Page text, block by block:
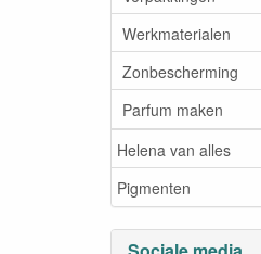
Werkmaterialen
Zonbescherming
Parfum maken
Helena van alles
Pigmenten